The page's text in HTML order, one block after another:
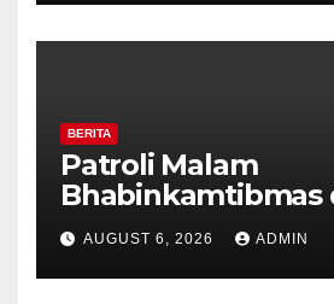
BERITA
Patroli Malam
Bhabinkamtibmas
Pilar Kelurahan
Perkuat
Diajak Aktifkan
AUGUST 6, 2026 ADMIN